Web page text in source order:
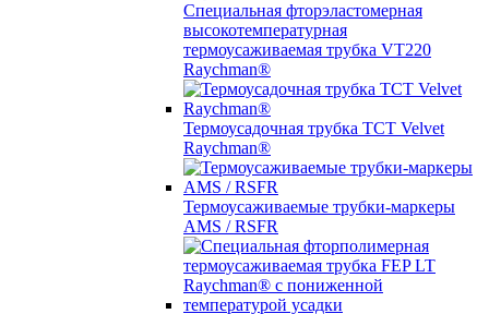
Специальная фторэластомерная
высокотемпературная
термоусаживаемая трубка VT220
Raychman®
Термоусадочная трубка TCT Velvet
Raychman®
Термоусаживаемые трубки-маркеры
AMS / RSFR